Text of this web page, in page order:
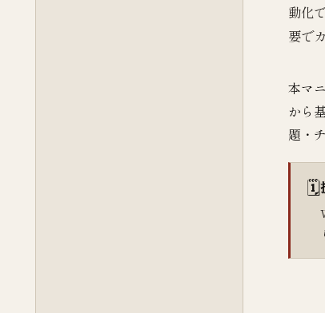
動化
要で
本マ
から
題・
🗓️